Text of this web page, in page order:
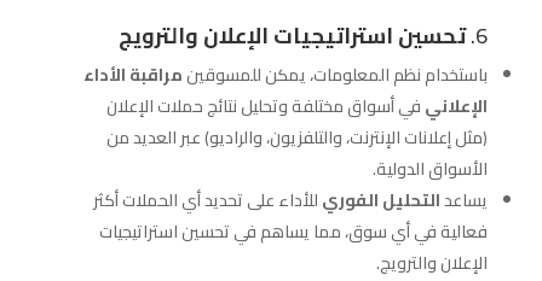
6. تحسين استراتيجيات الإعلان والترويج
باستخدام نظم المعلومات، يمكن للمسوقينمراقبة الأداء
الإعلانيفي أسواق مختلفة وتحليل نتائج حملات الإعلان
(مثل إعلانات الإنترنت، والتلفزيون، والراديو) عبر العديد من
الأسواق الدولية.
يساعدالتحليل الفوريللأداء على تحديد أي الحملات أكثر
فعالية في أي سوق، مما يساهم في تحسين استراتيجيات
الإعلان والترويج.